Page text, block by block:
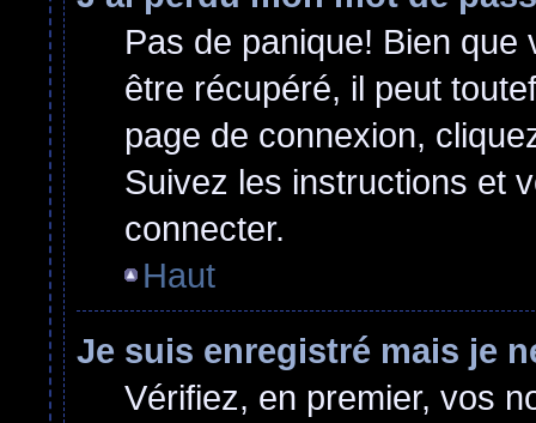
Pas de panique! Bien
être récupéré, il peut
page de connexion,
Suivez les instructions et
connecter.
Haut
Je suis enregistré mais je
Vérifiez, en premier, vos